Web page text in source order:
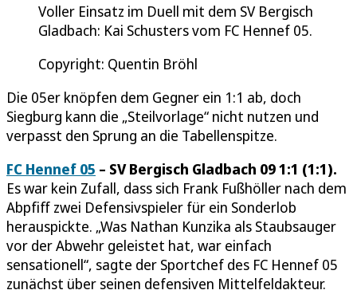
Voller Einsatz im Duell mit dem SV Bergisch
Gladbach: Kai Schusters vom FC Hennef 05.
Copyright: Quentin Bröhl
Die 05er knöpfen dem Gegner ein 1:1 ab, doch
Siegburg kann die „Steilvorlage“ nicht nutzen und
verpasst den Sprung an die Tabellenspitze.
FC Hennef 05 – SV Bergisch Gladbach 09 1:1 (1:1).
Es war kein Zufall, dass sich Frank Fußhöller nach dem
Abpfiff zwei Defensivspieler für ein Sonderlob
herauspickte. „Was Nathan Kunzika als Staubsauger
vor der Abwehr geleistet hat, war einfach
sensationell“, sagte der Sportchef des FC Hennef 05
zunächst über seinen defensiven Mittelfeldakteur.